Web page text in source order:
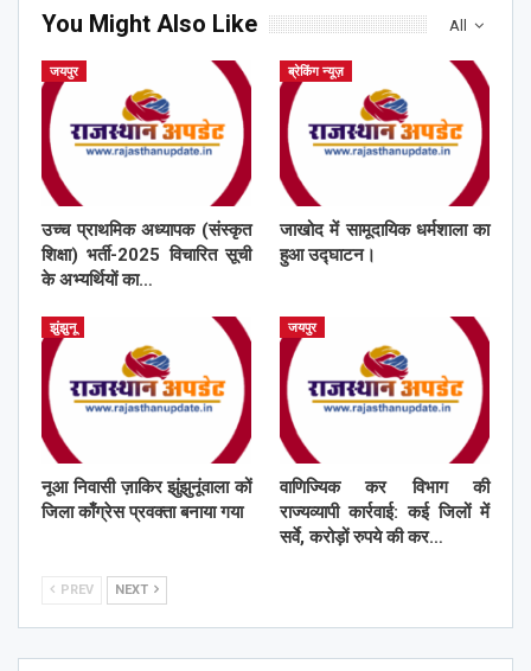
All
You Might Also Like
जयपुर
उच्च प्राथमिक अध्यापक (संस्कृत
शिक्षा) भर्ती-2025 विचारित सूची
के अभ्यर्थियों का…
ब्रेकिंग न्यूज़
जाखोद में सामूदायिक धर्मशाला का
हुआ उद्घाटन।
झुंझुनू
नूआ निवासी ज़ाकिर झुंझुनूंवाला कों
जिला काँग्रेस प्रवक्ता बनाया गया
जयपुर
वाणिज्यिक कर विभाग की
राज्यव्यापी कार्रवाई: कई जिलों में
सर्वे, करोड़ों रुपये की कर…
PREV NEXT